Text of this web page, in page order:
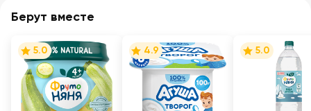
Берут вместе
5.0 4.9 5.0